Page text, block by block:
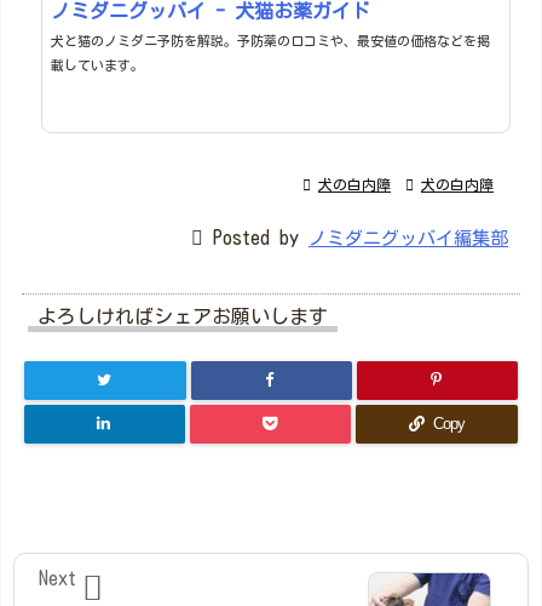
である水晶体が白く濁ってくる病気です。目は物を
見るための器官です。角膜を通過し、瞳孔から入っ
た光は水晶体で屈折し、網膜に像を結び...
ノミダニグッバイ - 犬猫お薬ガイド
犬と猫のノミダニ予防を解説。予防薬の口コミや、最安値の価格などを掲
載しています。
 犬の白内障  犬の白内障
 Posted by ノミダニグッバイ編集部
よろしければシェアお願いします
Copy

Next